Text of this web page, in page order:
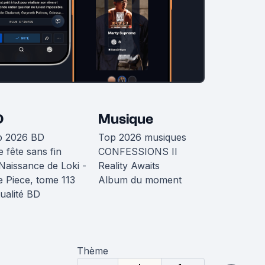
2026 BD
fête sans fin
de Loki -
Piece, tome 113
BD
Musique
Top 2026 musiques
CONFESSIONS II
Reality Awaits
Album du moment
Thème